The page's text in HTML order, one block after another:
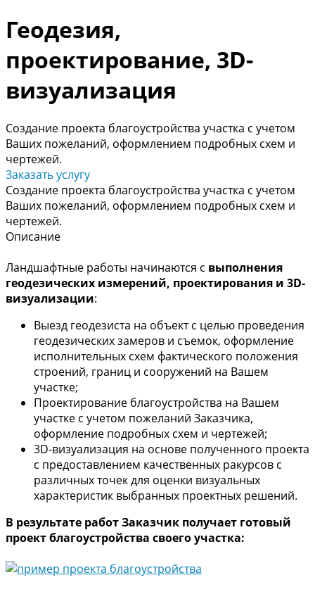
Геодезия,
проектирование, 3D-
визуализация
Создание проекта благоустройства участка с учетом
Ваших пожеланий, оформлением подробных схем и
чертежей.
Заказать услугу
Создание проекта благоустройства участка с учетом
Ваших пожеланий, оформлением подробных схем и
чертежей.
Описание
Ландшафтные работы начинаются с выполнения
геодезических измерений, проектирования и 3D-
визуализации:
Выезд геодезиста на объект с целью проведения
геодезических замеров и съемок, оформление
исполнительных схем фактического положения
строений, границ и сооружений на Вашем
участке;
Проектирование благоустройства на Вашем
участке с учетом пожеланий Заказчика,
оформление подробных схем и чертежей;
3D-визуализация на основе полученного проекта
с предоставлением качественных ракурсов с
различных точек для оценки визуальных
характеристик выбранных проектных решений.
В результате работ Заказчик получает готовый
проект благоустройства своего участка: